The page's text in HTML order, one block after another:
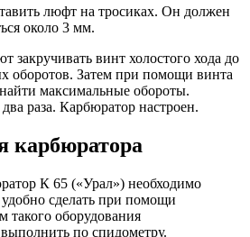
люфт на тросиках. Он должен
около 3 мм.
закручивать винт холостого хода до
оборотов. Затем при помощи винта
найти максимальные обороты.
раза. Карбюратор настроен.
карбюратора
К 65 («Урал») необходимо
сделать при помощи
такого оборудования
по спидометру.